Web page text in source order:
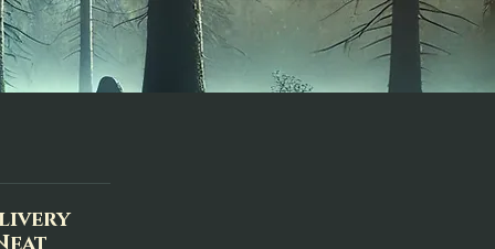
Bougie de Lughnasadh
Price
€19.00
Fondants d'Intention
Purification
Price
€9.00
Bougie Crépuscule
d'Août
Price
€24.00